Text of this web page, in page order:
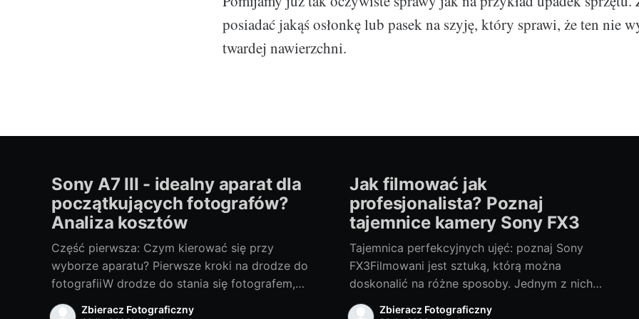
posiadać jakąś osłonkę lub pasek na szyję, który sprawi, że ten nie
twardej nawierzchni.
Sony A7 III - idealny aparat dla
początkujących fotografów?
Analiza kosztów
Część pierwsza: Czym kierować się przy
wyborze aparatu? Pierwsze kroki na drodze do
fotografiiW drodze do stania się fotografem,
wybór odpowiedniego sprzętu jest jednym z
Zbieracz Fotograficzny
Jak filmować jak
profesjonalista? Poznaj
tajemnice kamery Sony FX3
Tajemnica perfekcyjnych ujęć: poznaj Sony
FX3Filmowani jest sztuką, którą można
doskonalić na różne sposoby. Jednym z nich
jest wybór odpowiedniego sprzętu. Dziś,
Zbieracz Fotograficzny